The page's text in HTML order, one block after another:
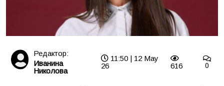
Редактор:
Иванина
Николова
11:50 | 12 May
26
616 0